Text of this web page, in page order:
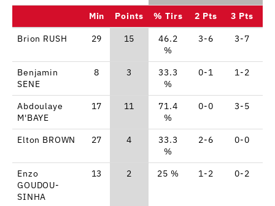
Min
Points % Tirs 2 Pts 3 Pts
Brion RUSH 29 15
46.2
%
3-6 3-7
Benjamin
SENE
8 3
33.3
%
0-1 1-2
Abdoulaye
M'BAYE
17 11
71.4
%
0-0 3-5
Elton BROWN 27 4
33.3
%
2-6 0-0
Enzo
GOUDOU-
SINHA
13 2 25 % 1-2 0-2